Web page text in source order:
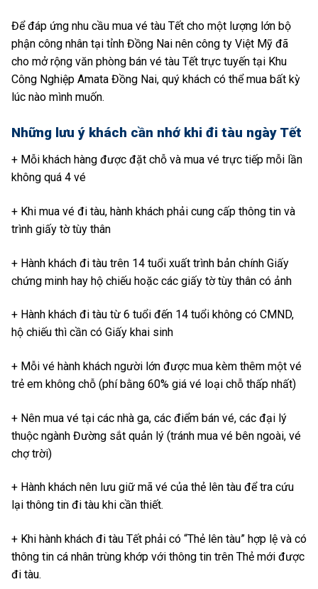
Để đáp ứng nhu cầu mua vé tàu Tết cho một lượng lớn bộ
phận công nhân tại tỉnh Đồng Nai nên công ty Việt Mỹ đã
cho mở rộng văn phòng bán vé tàu Tết trực tuyến tại Khu
Công Nghiệp Amata Đồng Nai, quý khách có thể mua bất kỳ
lúc nào mình muốn.
Những lưu ý khách cần nhớ khi đi tàu ngày Tết
+ Mỗi khách hàng được đặt chỗ và mua vé trực tiếp mỗi lần
không quá 4 vé
+ Khi mua vé đi tàu, hành khách phải cung cấp thông tin và
trình giấy tờ tùy thân
+ Hành khách đi tàu trên 14 tuổi xuất trình bản chính Giấy
chứng minh hay hộ chiếu hoặc các giấy tờ tùy thân có ảnh
+ Hành khách đi tàu từ 6 tuổi đến 14 tuổi không có CMND,
hộ chiếu thì cần có Giấy khai sinh
+ Mỗi vé hành khách người lớn được mua kèm thêm một vé
trẻ em không chỗ (phí bằng 60% giá vé loại chỗ thấp nhất)
+ Nên mua vé tại các nhà ga, các điểm bán vé, các đại lý
thuộc ngành Đường sắt quản lý (tránh mua vé bên ngoài, vé
chợ trời)
+ Hành khách nên lưu giữ mã vé của thẻ lên tàu để tra cứu
lại thông tin đi tàu khi cần thiết.
+ Khi hành khách đi tàu Tết phải có “Thẻ lên tàu” hợp lệ và có
thông tin cá nhân trùng khớp với thông tin trên Thẻ mới được
đi tàu.